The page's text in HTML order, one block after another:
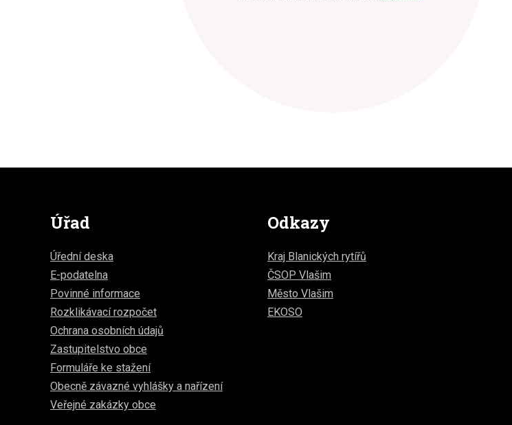
Úřad
Úřední deska
E-podatelna
Povinné informace
Rozklikávací rozpočet
Ochrana osobních údajů
Zastupitelstvo obce
Formuláře ke stažení
Obecně závazné vyhlášky a nařízení
Veřejné zakázky obce
Odkazy
Kraj Blanických rytířů
ČSOP Vlašim
Město Vlašim
EKOSO